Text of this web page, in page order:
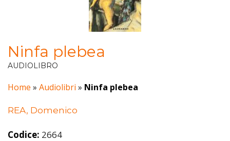
Ninfa plebea
AUDIOLIBRO
Home » Audiolibri » Ninfa plebea
REA, Domenico
Codice: 2664